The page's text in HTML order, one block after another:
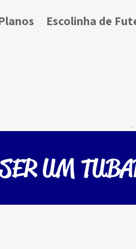
Escolinha de
UM